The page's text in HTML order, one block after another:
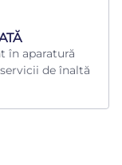
în aparatură
de înaltă